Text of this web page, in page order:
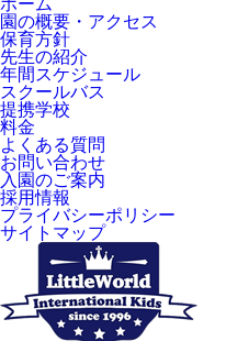
ホーム
園の概要・アクセス
保育方針
先生の紹介
年間スケジュール
スクールバス
提携学校
料金
よくある質問
お問い合わせ
入園のご案内
採用情報
プライバシーポリシー
サイトマップ